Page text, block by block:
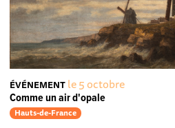
ÉVÉNEMENT le 5 octobre
Comme un air d'opale
Hauts-de-France